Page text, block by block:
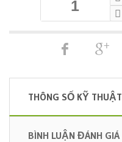
THÔNG SỐ KỸ THUẬT
BÌNH LUẬN ĐÁNH GIÁ